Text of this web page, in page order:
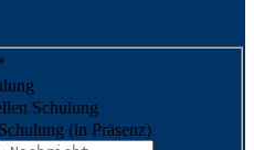
Schulung
(in Präsenz)